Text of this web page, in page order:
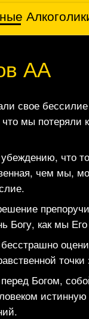
АА
свое
мы потеряли
что
чем мы,
Богу, как мы
точки
Богом,